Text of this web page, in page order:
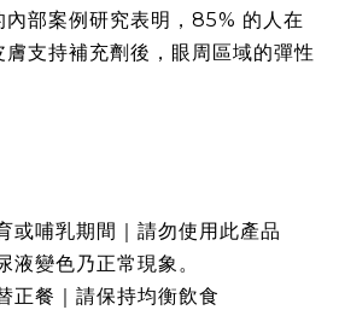
部案例研究表明，85% 的人在
支持補充劑後，眼周區域的彈性
或哺乳期間｜請勿使用此產品​
液變色乃正常現象。​
正餐｜請保持均衡飲食​